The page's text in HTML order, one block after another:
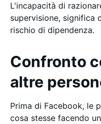
L'incapacità di
supervisione, significa
rischio di dipendenza.
Confronto
altre
Prima di Facebook, le
cosa stesse facendo